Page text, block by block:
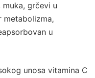
muka, grčevi u
metabolizma,
u
unosa vitamina C